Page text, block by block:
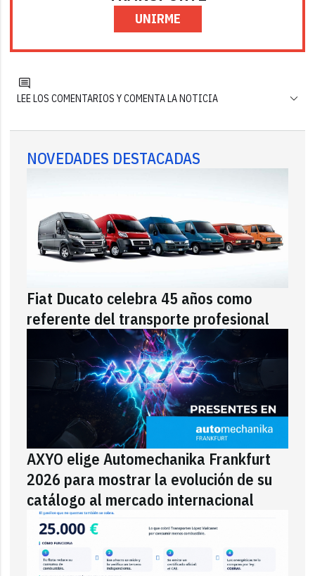
UNIRME
LEE LOS COMENTARIOS Y COMENTA LA NOTICIA
NOVEDADES DESTACADAS
Fiat Ducato celebra 45 años como
referente del transporte profesional
AXYO elige Automechanika Frankfurt
2026 para mostrar la evolución de su
catálogo al mercado internacional